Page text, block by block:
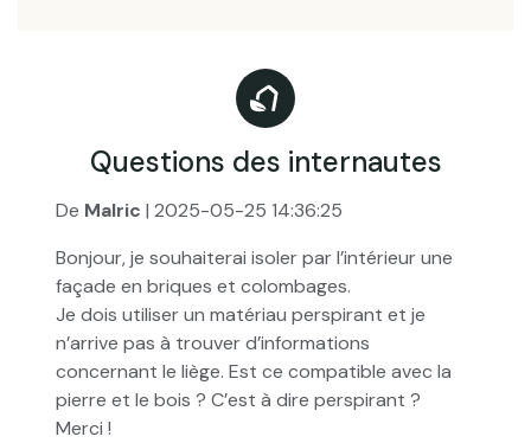
Questions des internautes
De Malric | 2025-05-25 14:36:25
Bonjour, je souhaiterai isoler par l’intérieur une
façade en briques et colombages.
Je dois utiliser un matériau perspirant et je
n’arrive pas à trouver d’informations
concernant le liège. Est ce compatible avec la
pierre et le bois ? C’est à dire perspirant ?
Merci !